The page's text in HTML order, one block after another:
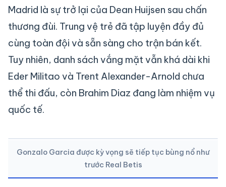
Madrid là sự trở lại của Dean Huijsen sau chấn
thương đùi. Trung vệ trẻ đã tập luyện đầy đủ
cùng toàn đội và sẵn sàng cho trận bán kết.
Tuy nhiên, danh sách vắng mặt vẫn khá dài khi
Eder Militao và Trent Alexander-Arnold chưa
thể thi đấu, còn Brahim Diaz đang làm nhiệm vụ
quốc tế.
Gonzalo Garcia được kỳ vọng sẽ tiếp tục bùng nổ như
trước Real Betis